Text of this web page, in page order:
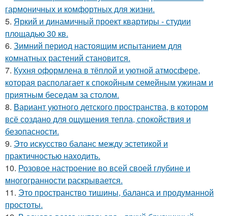
гармоничных и комфортных для жизни.
5. Яркий и динамичный проект квартиры - студии
площадью 30 кв.
6. Зимний период настоящим испытанием для
комнатных растений становится.
7. Кухня оформлена в тёплой и уютной атмосфере,
которая располагает к спокойным семейным ужинам и
приятным беседам за столом.
8. Вариант уютного детского пространства, в котором
всё создано для ощущения тепла, спокойствия и
безопасности.
9. Это искусство баланс между эстетикой и
практичностью находить.
10. Розовое настроение во всей своей глубине и
многогранности раскрывается.
11. Это пространство тишины, баланса и продуманной
простоты.